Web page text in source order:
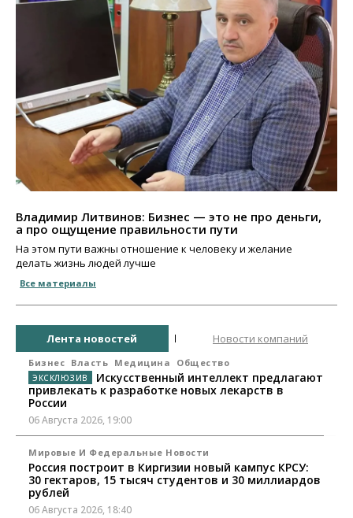
Владимир Литвинов: Бизнес — это не про деньги,
а про ощущение правильности пути
На этом пути важны отношение к человеку и желание
делать жизнь людей лучше
Все материалы
Лента новостей Новости компаний
Бизнес Власть Медицина Общество
Искусственный интеллект предлагают
привлекать к разработке новых лекарств в
России
06 Августа 2026, 19:00
Мировые И Федеральные Новости
Россия построит в Киргизии новый кампус КРСУ:
30 гектаров, 15 тысяч студентов и 30 миллиардов
рублей
06 Августа 2026, 18:40